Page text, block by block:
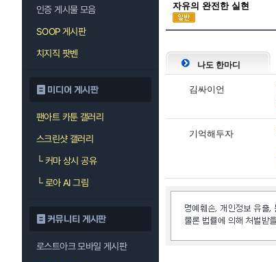
인증 게시물 모음
SOOP 게시판
치지직 팟벤
미디어 게시판
팬아트 카툰 갤러리
스크린샷 갤러리
└커마 상시 공유
└로아 AI 그림
커뮤니티 게시판
로스트아크 모바일 게시판
자유의 완전한 실현
나도 한마디
김싸이언
기억해두자